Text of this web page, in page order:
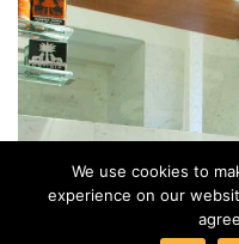
ISCRIVITI ALLA NEWSLETTER
We use cookies to
experience on our